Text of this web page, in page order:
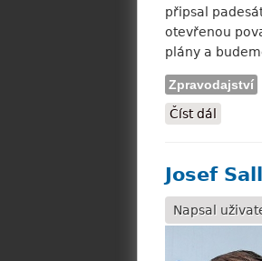
připsal
otevřenou
plány a
Zpravodajství
Číst dál
Josef
Napsal